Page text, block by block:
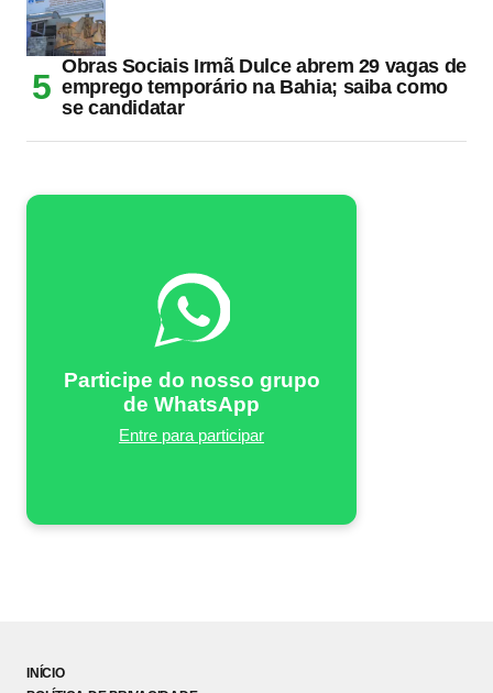
Obras Sociais Irmã Dulce abrem 29 vagas de
emprego temporário na Bahia; saiba como
se candidatar
Participe do nosso grupo
de WhatsApp
Entre para participar
INÍCIO